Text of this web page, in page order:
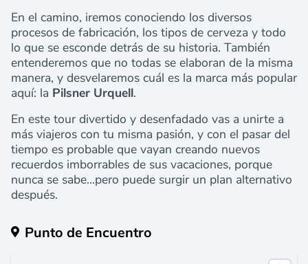
En el camino, iremos conociendo los diversos
procesos de fabricación, los tipos de cerveza y todo
lo que se esconde detrás de su historia. También
entenderemos que no todas se elaboran de la misma
manera, y desvelaremos cuál es la marca más popular
aquí: la Pilsner Urquell.
En este tour divertido y desenfadado vas a unirte a
más viajeros con tu misma pasión, y con el pasar del
tiempo es probable que vayan creando nuevos
recuerdos imborrables de sus vacaciones, porque
nunca se sabe...pero puede surgir un plan alternativo
después.
Punto de Encuentro